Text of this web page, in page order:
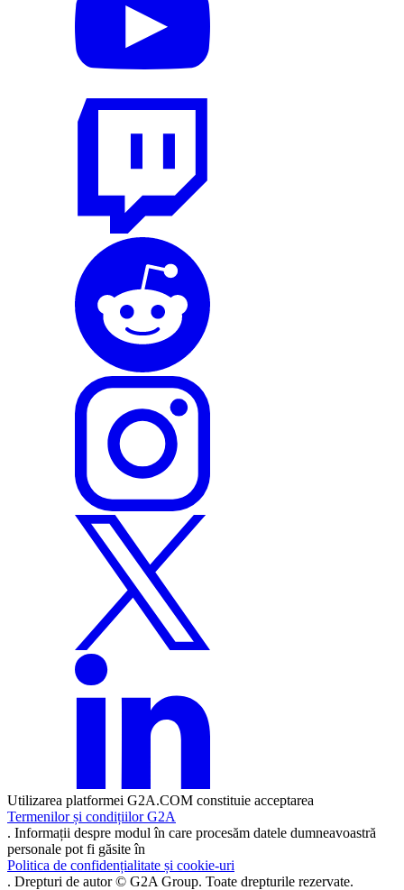
Utilizarea platformei G2A.COM constituie acceptarea
Termenilor și condițiilor G2A
. Informații despre modul în care procesăm datele dumneavoastră
personale pot fi găsite în
Politica de confidențialitate și cookie-uri
. Drepturi de autor © G2A Group. Toate drepturile rezervate.